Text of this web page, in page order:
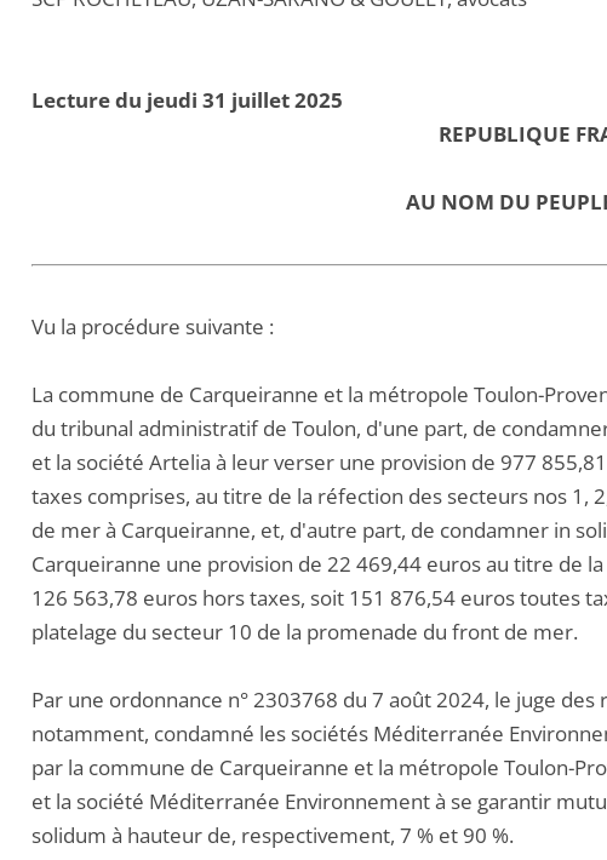
Lecture du jeudi 31 juillet 2025
REPUBLIQUE
AU NOM DU
Vu la procédure suivante :
La commune de Carqueiranne et la métropole Toulon-
du tribunal administratif de Toulon, d'une part, de
et la société Artelia à leur verser une provision de 977
taxes comprises, au titre de la réfection des secteurs nos 1,
de mer à Carqueiranne, et, d'autre part, de condamner in
Carqueiranne une provision de 22 469,44 euros au titre de
126 563,78 euros hors taxes, soit 151 876,54 euros toutes
platelage du secteur 10 de la promenade du front de mer.
Par une ordonnance n° 2303768 du 7 août 2024, le juge
notamment, condamné les sociétés Méditerranée
par la commune de Carqueiranne et la métropole Toulon-
et la société Méditerranée Environnement à se garantir
solidum à hauteur de, respectivement, 7 % et 90 %.